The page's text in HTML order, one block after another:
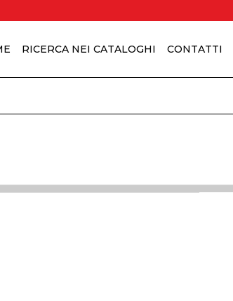
RICERCA NEI CATALOGHI CONTATTI